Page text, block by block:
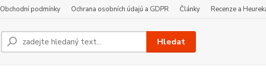
Obchodní podmínky Ochrana osobních údajú a GDPR Články Recenze a
Hledat